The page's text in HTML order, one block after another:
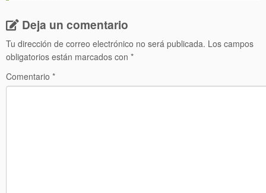
Deja un comentario
Tu dirección de correo electrónico no será publicada. Los campos
obligatorios están marcados con *
Comentario *